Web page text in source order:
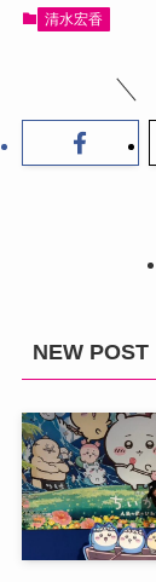
清水宏香
NEW POST